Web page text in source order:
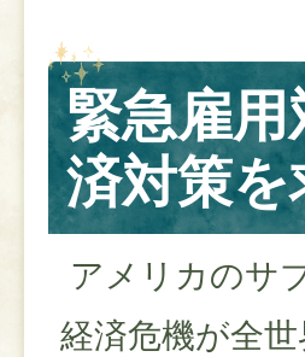
緊急雇
済対策
アメリカのサ
経済危機が全